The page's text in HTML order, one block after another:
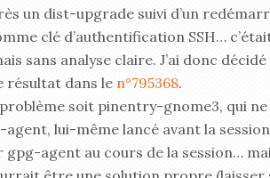
un dist-upgrade suivi d’un
clé d’authentification SSH…
sans analyse claire. J’ai donc
résultat dans le n°795368.
soit pinentry-gnome3, qui
lui-même lancé avant la
agent au cours de la session…